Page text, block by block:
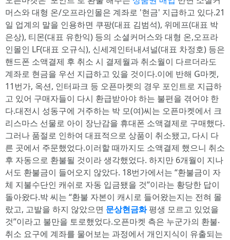
머스와 대형 온/오프라인몰은 계좌로 '현금' 지급하고 있다.21
일 업계의 말을 인용하면 쿠팡(대표 김범석), 위메프(대표 박
은상), 티몬(대표 유한익) 등의 소셜커머스와 대형 온,오프라
인몰인 LF(대표 오규식), 신세계인터내셔널(대표 차정호) 등은
핸드폰 소액결제 후 취소 시 결제월과 취소월이 다르더라도
계좌로 현금을 우선 지급하고 있을 것이다.이에 반해 G마켓,
11번가, 옥션, 인터파크 등 오픈마켓의 경우 포인트로 지급하
고 있어 구매자들이 다시 환급받아야 하는 불편을 겪어야 한
다.대전시 성동구에 거주하는 박 모(여)씨는 오픈마켓에서 크
리스마스 선물로 아이 장난감을 휴대폰 소액결제로 구매했다.
그러나 품절로 인하여 대표적으로 상품이 취소됐고, 다시 다
른 곳에서 주문했었다.이러할 때까지도 소액결제 했으니 취소
후 자동으로 환불될 것이라 생각했었다. 하지만 6개월이 지나
서도 환불금이 들어오지 않았다. 18번가에서는 “환불금이 자
체 지불수단인 캐쉬로 자동 입금됐을 것”이라는 황당한 답이
돌아왔다.박 씨는 “환불 자본이 캐시로 들어왔는지는 전혀 몰
랐고, 고발을 하지 않았으면 문상현금화평생 모르고 있었을
것”이라고 불만을 토로했었다.오픈마켓 측은 누군가의 환불‧
취소 요구에 계좌를 물어보는 과정에서 개인지식이 유출되는